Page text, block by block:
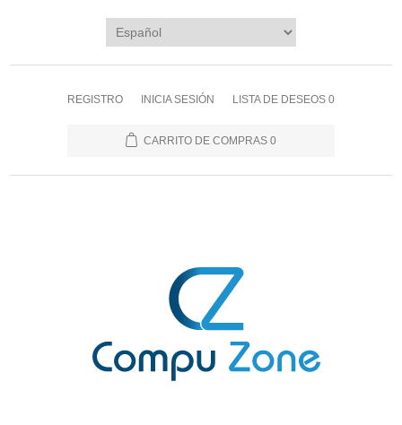
REGISTRO INICIA SESIÓN LISTA DE DESEOS 0
CARRITO DE COMPRAS 0